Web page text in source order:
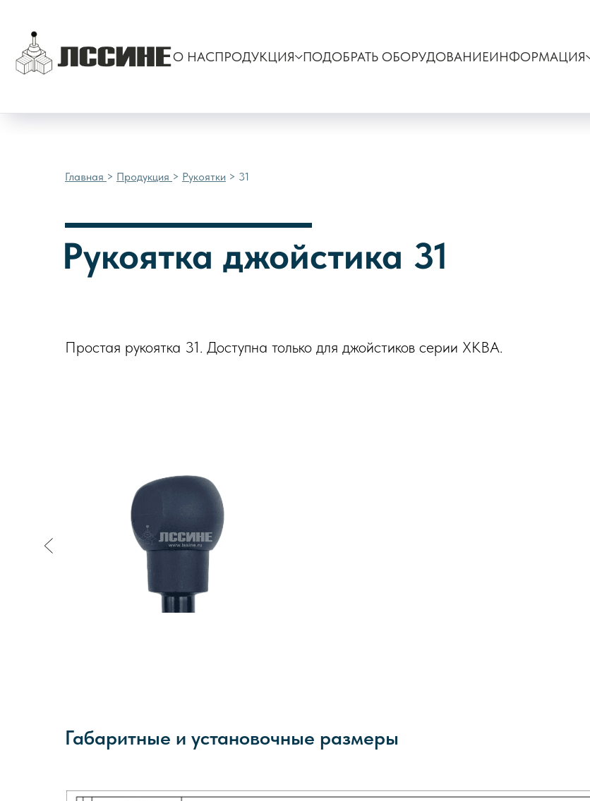
О НАСПРОДУКЦИЯ ПОДОБРАТЬ ОБОРУДОВАНИЕИНФОРМАЦИЯ
Главная > Продукция > Рукоятки > 31
Рукоятка джойстика 31
Простая рукоятка 31. Доступна только для джойстиков серии XKBA.
Габаритные и установочные размеры